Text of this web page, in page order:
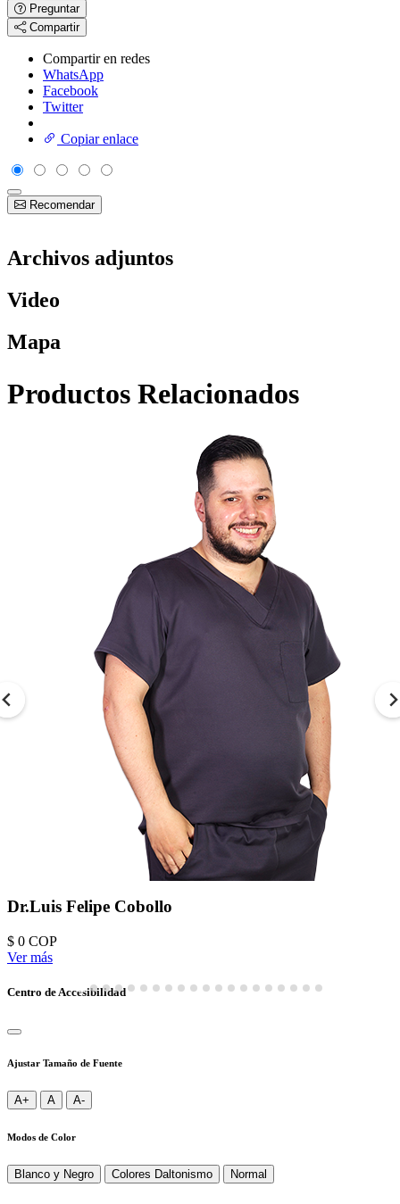
Preguntar
Compartir
Compartir en redes
WhatsApp
Facebook
Twitter
Copiar enlace
Recomendar
Archivos adjuntos
Video
Mapa
Productos Relacionados
Dr.Luis Felipe Cobollo
$ 0 COP
Ver más
Centro de Accesibilidad
Ajustar Tamaño de Fuente
A+ A A-
Modos de Color
Blanco y Negro Colores Daltonismo Normal